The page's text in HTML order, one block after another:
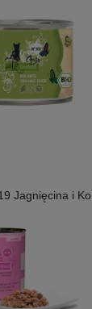
Jagnięcina i